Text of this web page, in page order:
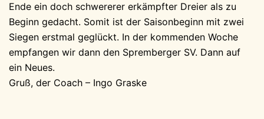
Ende ein doch schwererer erkämpfter Dreier als zu
Beginn gedacht. Somit ist der Saisonbeginn mit zwei
Siegen erstmal geglückt. In der kommenden Woche
empfangen wir dann den Spremberger SV. Dann auf
ein Neues.
Gruß, der Coach – Ingo Graske